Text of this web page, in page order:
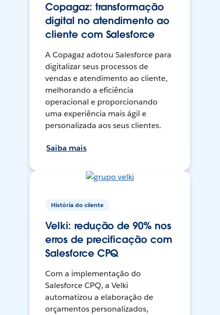
Copagaz: transformação
digital no atendimento ao
cliente com Salesforce
A Copagaz adotou Salesforce para
digitalizar seus processos de
vendas e atendimento ao cliente,
melhorando a eficiência
operacional e proporcionando
uma experiência mais ágil e
personalizada aos seus clientes.
Saiba mais
História do cliente
Velki: redução de 90% nos
erros de precificação com
Salesforce CPQ
Com a implementação do
Salesforce CPQ, a Velki
automatizou a elaboração de
orçamentos personalizados,